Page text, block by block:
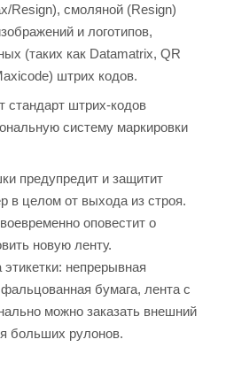
Resign), смоляной (Resign)
и логотипов,
(таких как Datamatrix, QR
штрих кодов.
стандарт штрих-кодов
систему маркировки
предупредит и защитит
в целом от выхода из строя.
оповестит о
новую ленту.
непрерывная
бумага, лента с
можно заказать внешний
больших рулонов.